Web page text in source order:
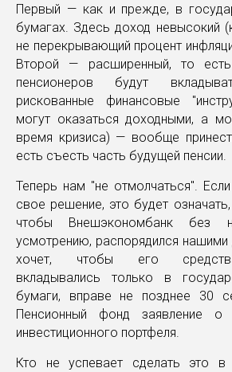
Первый — как и прежде, в
бумагах. Здесь доход невысокий
не перекрывающий процент
Второй — расширенный, то
пенсионеров будут
рискованные финансовые
могут оказаться доходными, а
время кризиса) — вообще
есть съесть часть будущей пенсии.
Теперь нам "не отмолчаться".
свое решение, это будет
чтобы Внешэкономбанк без
усмотрению, распорядился нашими
хочет, чтобы его
вкладывались только в
бумаги, вправе не позднее 30
Пенсионный фонд заявление о
инвестиционного портфеля.
Кто не успевает сделать это в